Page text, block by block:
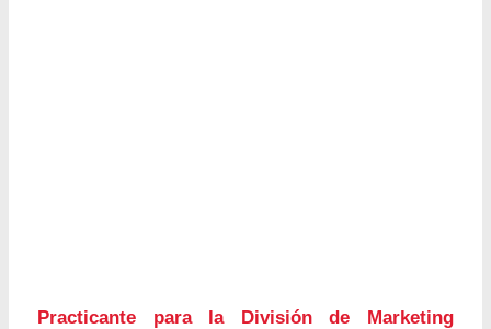
Practicante para la División de Marketing